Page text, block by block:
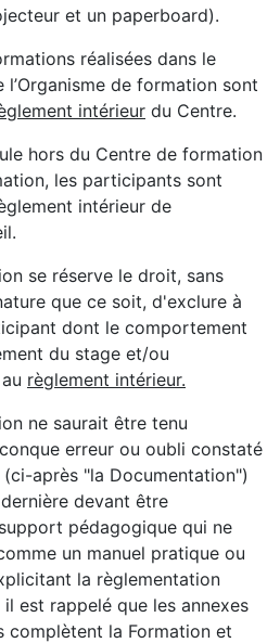
et un paperboard).
réalisées dans le
de formation sont
intérieur du Centre.
hors du Centre de formation
les participants sont
intérieur de
se réserve le droit, sans
que ce soit, d'exclure à
dont le comportement
du stage et/ou
règlement intérieur.
ne saurait être tenu
erreur ou oubli constaté
après "la Documentation")
devant être
pédagogique qui ne
un manuel pratique ou
la règlementation
est rappelé que les annexes
complètent la Formation et